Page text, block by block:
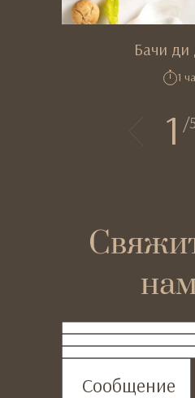
Бачи
1
1 /
ФИО
Телефон
Email
Сообщение